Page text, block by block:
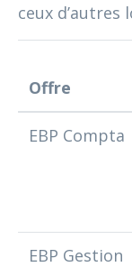
ceux d’autres
Offre
EBP Compta
EBP Gestion